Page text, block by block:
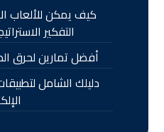
كيف يمكن للألعاب
التفكير
أفضل تمارين لحرق
دليلك الشامل